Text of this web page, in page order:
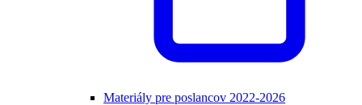
Materiály pre poslancov 2022-2026